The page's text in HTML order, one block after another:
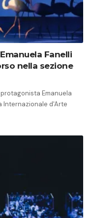
Fanelli
nella sezione
Emanuela
Internazionale d'Arte